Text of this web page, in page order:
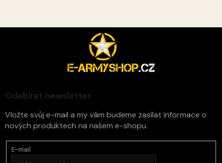
Odebírat newsletter
Vložte svůj e-mail a my vám budeme zasílat informace o
nových produktech na našem e-shopu.
E-mail